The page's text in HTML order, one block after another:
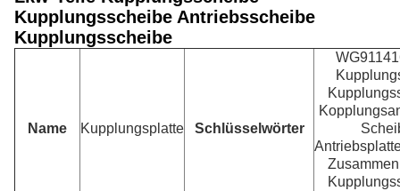
Kupplungsscheibe Antriebsscheibe
Kupplungsscheibe
Name Kupplungsplatte Schlüsselwörter